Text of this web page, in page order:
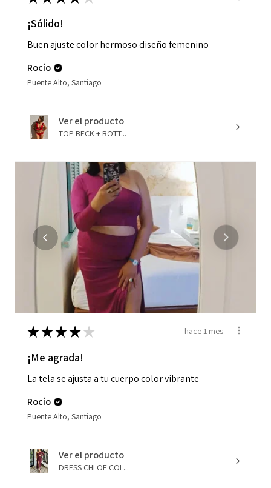
¡Sólido!
Buen ajuste color hermoso diseño femenino
Rocío
Puente Alto, Santiago
Ver el producto
TOP BECK + BOTT...
★★★★ ★ hace 1 mes
¡Me agrada!
La tela se ajusta a tu cuerpo color vibrante
Rocío
Puente Alto, Santiago
Ver el producto
DRESS CHLOE COL...